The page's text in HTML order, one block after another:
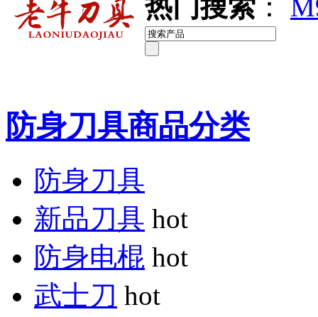
热门搜索 ：
防身刀具商品分类
防身刀具
新品刀具 hot
防身电棍 hot
武士刀 hot